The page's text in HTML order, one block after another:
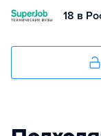
18 в